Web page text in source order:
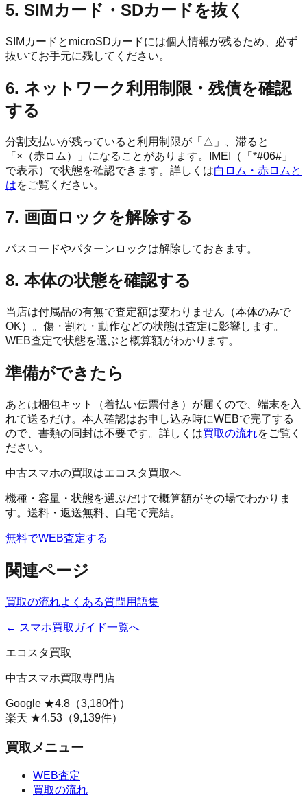
5. SIMカード・SDカードを抜く
SIMカードとmicroSDカードには個人情報が残るため、必ず
抜いてお手元に残してください。
6. ネットワーク利用制限・残債を確認
する
分割支払いが残っていると利用制限が「△」、滞ると
「×（赤ロム）」になることがあります。IMEI（「*#06#」
で表示）で状態を確認できます。詳しくは白ロム・赤ロムと
はをご覧ください。
7. 画面ロックを解除する
パスコードやパターンロックは解除しておきます。
8. 本体の状態を確認する
当店は付属品の有無で査定額は変わりません（本体のみで
OK）。傷・割れ・動作などの状態は査定に影響します。
WEB査定で状態を選ぶと概算額がわかります。
準備ができたら
あとは梱包キット（着払い伝票付き）が届くので、端末を入
れて送るだけ。本人確認はお申し込み時にWEBで完了する
ので、書類の同封は不要です。詳しくは買取の流れをご覧く
ださい。
中古スマホの買取はエコスタ買取へ
機種・容量・状態を選ぶだけで概算額がその場でわかりま
す。送料・返送無料、自宅で完結。
無料でWEB査定する
関連ページ
買取の流れよくある質問 用語集
← スマホ買取ガイド一覧へ
エコスタ買取
中古スマホ買取専門店
Google ★4.8 （3,180件）
楽天 ★4.53 （9,139件）
買取メニュー
WEB査定
買取の流れ